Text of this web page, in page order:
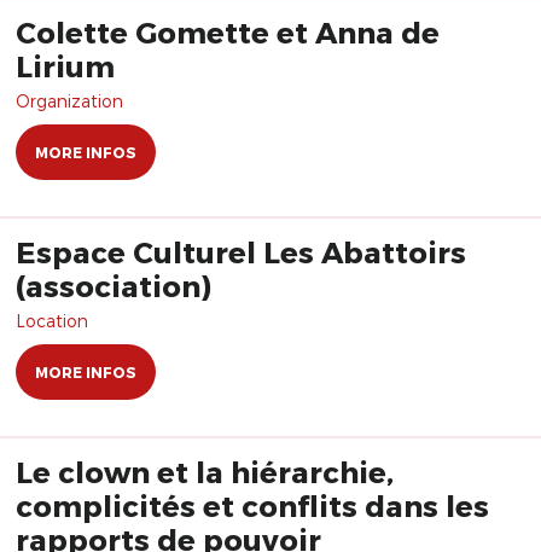
Colette Gomette et Anna de
Lirium
Organization
MORE INFOS
Espace Culturel Les Abattoirs
(association)
Location
MORE INFOS
Le clown et la hiérarchie,
complicités et conflits dans les
rapports de pouvoir